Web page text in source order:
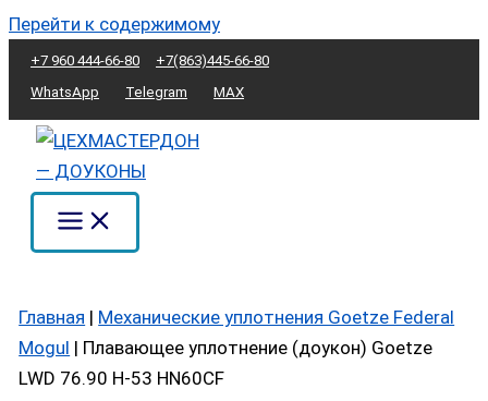
Перейти к содержимому
+7 960 444-66-80
+7(863)445-66-80
WhatsApp
Telegram MAX
Главная | Механические уплотнения Goetze Federal
Mogul | Плавающее уплотнение (доукон) Goetze
LWD 76.90 H-53 HN60CF